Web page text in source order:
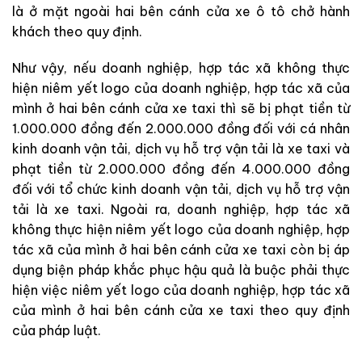
là ở mặt ngoài hai bên cánh cửa xe ô tô chở hành
khách theo quy định.
Như vậy, nếu doanh nghiệp, hợp tác xã không thực
hiện niêm yết logo của doanh nghiệp, hợp tác xã của
mình ở hai bên cánh cửa xe taxi thì sẽ bị phạt tiền từ
1.000.000 đồng đến 2.000.000 đồng đối với cá nhân
kinh doanh vận tải, dịch vụ hỗ trợ vận tải là xe taxi và
phạt tiền từ 2.000.000 đồng đến 4.000.000 đồng
đối với tổ chức kinh doanh vận tải, dịch vụ hỗ trợ vận
tải là xe taxi. Ngoài ra, doanh nghiệp, hợp tác xã
không thực hiện niêm yết logo của doanh nghiệp, hợp
tác xã của mình ở hai bên cánh cửa xe taxi còn bị áp
dụng biện pháp khắc phục hậu quả là buộc phải thực
hiện việc niêm yết logo của doanh nghiệp, hợp tác xã
của mình ở hai bên cánh cửa xe taxi theo quy định
của pháp luật.